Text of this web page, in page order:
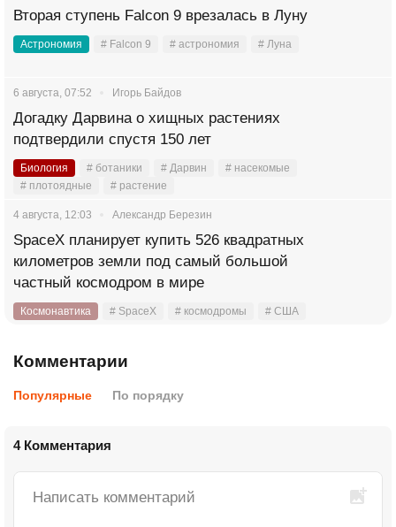
Вторая ступень Falcon 9 врезалась в Луну
Астрономия # Falcon 9 # астрономия # Луна
6 августа, 07:52 Игорь Байдов
Догадку Дарвина о хищных растениях
подтвердили спустя 150 лет
Биология # ботаники # Дарвин
# насекомые
# плотоядные
# растение
4 августа, 12:03 Александр Березин
SpaceX планирует купить 526 квадратных
километров земли под самый большой
частный космодром в мире
Космонавтика # SpaceX # космодромы # США
Комментарии
Популярные По порядку
4 Комментария